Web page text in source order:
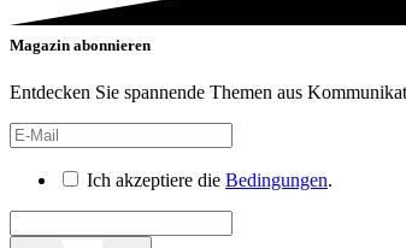
Magazin abonnieren
Entdecken Sie spannende Themen aus
Ich akzeptiere die Bedingungen.